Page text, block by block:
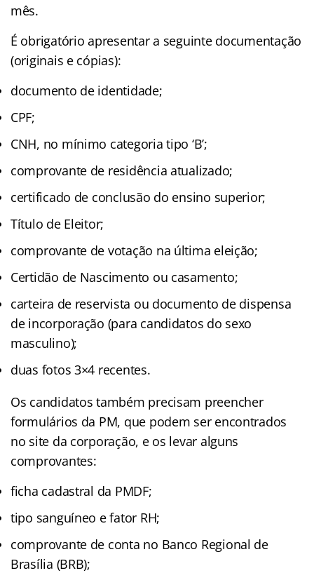
mês.
É obrigatório apresentar a seguinte documentação
(originais e cópias):
documento de identidade;
CPF;
CNH, no mínimo categoria tipo ‘B’;
comprovante de residência atualizado;
certificado de conclusão do ensino superior;
Título de Eleitor;
comprovante de votação na última eleição;
Certidão de Nascimento ou casamento;
carteira de reservista ou documento de dispensa
de incorporação (para candidatos do sexo
masculino);
duas fotos 3×4 recentes.
Os candidatos também precisam preencher
formulários da PM, que podem ser encontrados
no site da corporação, e os levar alguns
comprovantes:
ficha cadastral da PMDF;
tipo sanguíneo e fator RH;
comprovante de conta no Banco Regional de
Brasília (BRB);